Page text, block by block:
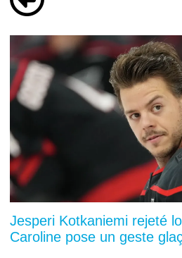
Jesperi Kotkaniemi rejeté
Caroline pose un geste